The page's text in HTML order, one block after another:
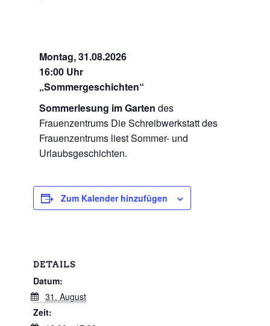
Montag, 31.08.2026
16:00 Uhr
„Sommergeschichten“
Sommerlesung im Garten des
Frauenzentrums Die Schreibwerkstatt des
Frauenzentrums liest Sommer- und
Urlaubsgeschichten.
Zum Kalender hinzufügen
DETAILS
Datum:
31. August
Zeit: